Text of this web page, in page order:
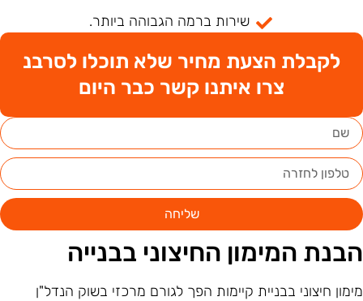
שירות ברמה הגבוהה ביותר.
לקבלת הצעת מחיר שלא תוכלו לסרבנ
צרו איתנו קשר כבר היום
שליחה
המימון החיצוני בבנייה
חיצוני בבניית קיימות הפך לגורם מרכזי בשוק הנדל"ן